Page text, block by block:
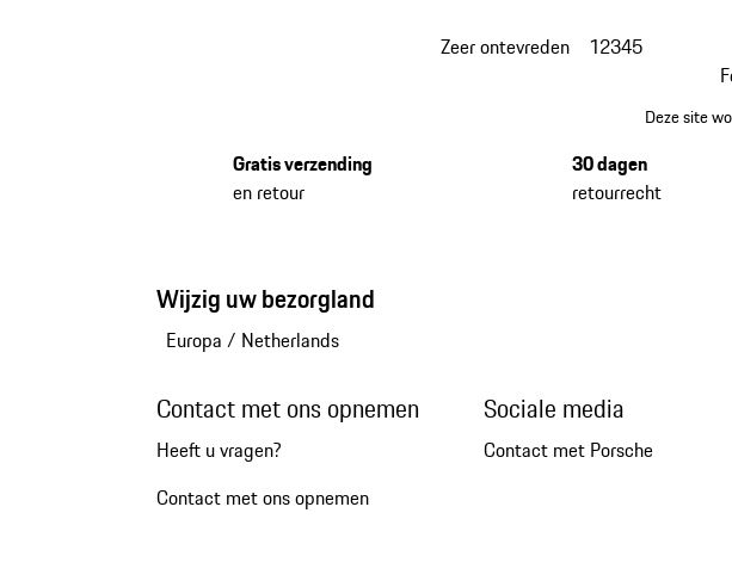
Zeer ontevreden 12345
Deze site
Gratis verzending
en retour
30 dagen
retourrecht
Wijzig uw bezorgland
Europa / Netherlands
Contact met ons opnemen
Heeft u vragen?
Contact met ons opnemen
Sociale media
Contact met Porsche